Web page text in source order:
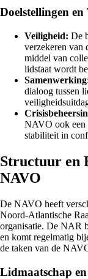
Doelstellingen
Veiligheid: De
verzekeren van
middel van
lidstaat wordt
dialoog tussen
NAVO ook een
stabiliteit in
Structuur en
NAVO
De NAVO heeft
Noord-Atlantische
organisatie. De NAR
en komt regelmatig
de taken van de
Lidmaatschap